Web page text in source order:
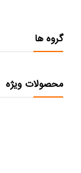
گروه ها
محصولات ویژه